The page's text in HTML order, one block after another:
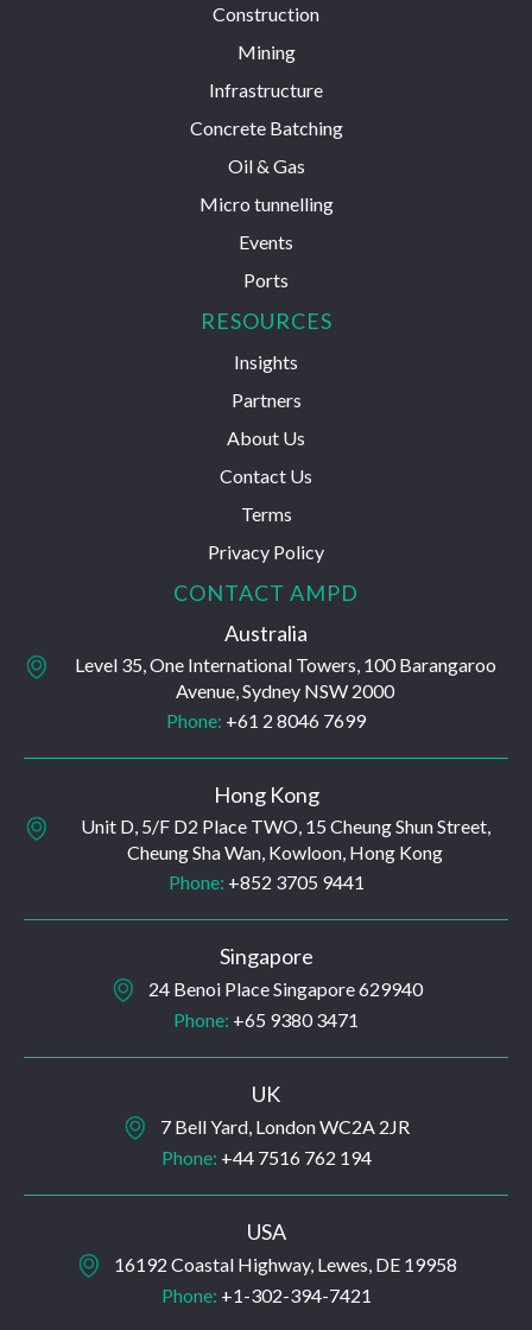
Construction
Mining
Infrastructure
Concrete Batching
Oil & Gas
Micro tunnelling
Events
Ports
RESOURCES
Insights
Partners
About Us
Contact Us
Terms
Privacy Policy
CONTACT AMPD
Australia
Level 35, One International Towers, 100 Barangaroo
Avenue, Sydney NSW 2000
Phone: +61 2 8046 7699
Hong Kong
Unit D, 5/F D2 Place TWO, 15 Cheung Shun Street,
Cheung Sha Wan, Kowloon, Hong Kong
Phone: +852 3705 9441
Singapore
24 Benoi Place Singapore 629940
Phone: +65 9380 3471
UK
7 Bell Yard, London WC2A 2JR
Phone: +44 7516 762 194
USA
16192 Coastal Highway, Lewes, DE 19958
Phone: +1-302-394-7421